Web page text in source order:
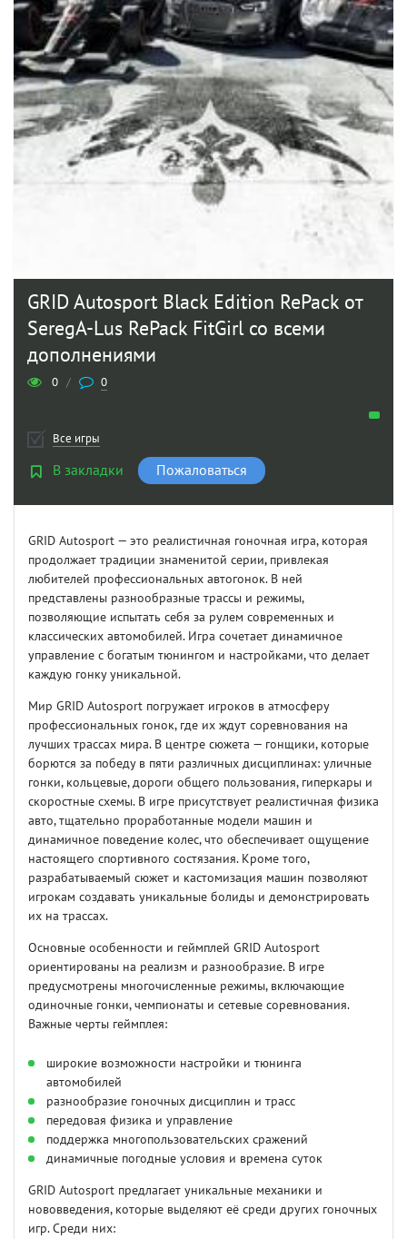
GRID Autosport Black Edition RePack от
SeregA-Lus RePack FitGirl со всеми
дополнениями
0 / 0
Все игры
В закладки Пожаловаться
GRID Autosport — это реалистичная гоночная игра, которая
продолжает традиции знаменитой серии, привлекая
любителей профессиональных автогонок. В ней
представлены разнообразные трассы и режимы,
позволяющие испытать себя за рулем современных и
классических автомобилей. Игра сочетает динамичное
управление с богатым тюнингом и настройками, что делает
каждую гонку уникальной.
Мир GRID Autosport погружает игроков в атмосферу
профессиональных гонок, где их ждут соревнования на
лучших трассах мира. В центре сюжета — гонщики, которые
борются за победу в пяти различных дисциплинах: уличные
гонки, кольцевые, дороги общего пользования, гиперкары и
скоростные схемы. В игре присутствует реалистичная физика
авто, тщательно проработанные модели машин и
динамичное поведение колес, что обеспечивает ощущение
настоящего спортивного состязания. Кроме того,
разрабатываемый сюжет и кастомизация машин позволяют
игрокам создавать уникальные болиды и демонстрировать
их на трассах.
Основные особенности и геймплей GRID Autosport
ориентированы на реализм и разнообразие. В игре
предусмотрены многочисленные режимы, включающие
одиночные гонки, чемпионаты и сетевые соревнования.
Важные черты геймплея:
широкие возможности настройки и тюнинга
автомобилей
разнообразие гоночных дисциплин и трасс
передовая физика и управление
поддержка многопользовательских сражений
динамичные погодные условия и времена суток
GRID Autosport предлагает уникальные механики и
нововведения, которые выделяют её среди других гоночных
игр. Среди них: